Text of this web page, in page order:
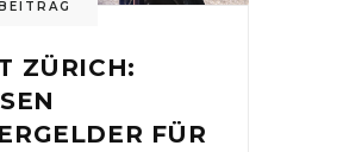
ZÜRICH:
FÜR